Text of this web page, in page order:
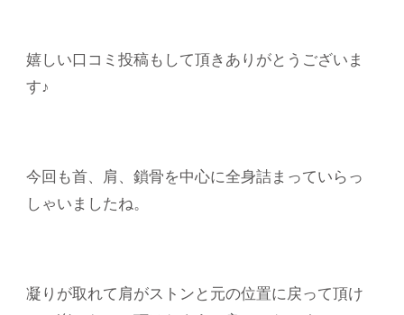
嬉しい口コミ投稿もして頂きありがとうございま
す♪
今回も首、肩、鎖骨を中心に全身詰まっていらっ
しゃいましたね。
凝りが取れて肩がストンと元の位置に戻って頂け